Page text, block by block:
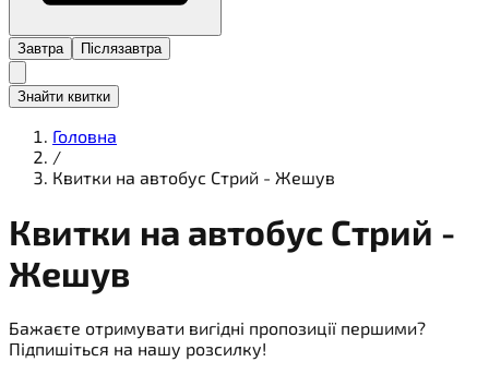
Завтра Післязавтра
Знайти квитки
Головна
/
Квитки на автобус Стрий - Жешув
Квитки на автобус Стрий -
Жешув
Бажаєте отримувати вигідні пропозиції першими?
Підпишіться на нашу розсилку!